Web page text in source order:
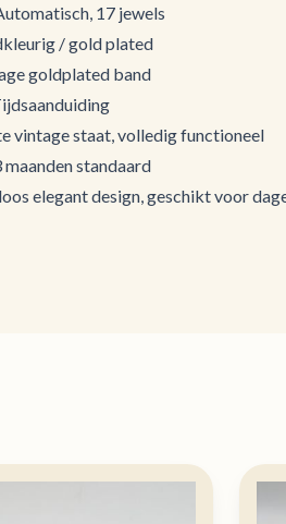
17 jewels
/ gold plated
goldplated band
vintage staat, volledig functioneel
maanden standaard
elegant design, geschikt voor